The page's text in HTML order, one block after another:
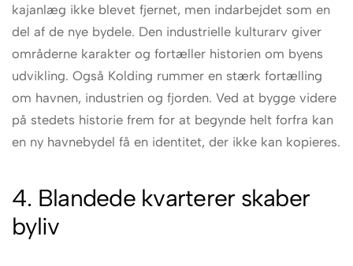
kajanlæg ikke blevet fjernet, men indarbejdet som en
del af de nye bydele. Den industrielle kulturarv giver
områderne karakter og fortæller historien om byens
udvikling. Også Kolding rummer en stærk fortælling
om havnen, industrien og fjorden. Ved at bygge videre
på stedets historie frem for at begynde helt forfra kan
en ny havnebydel få en identitet, der ikke kan kopieres.
4. Blandede kvarterer skaber
byliv